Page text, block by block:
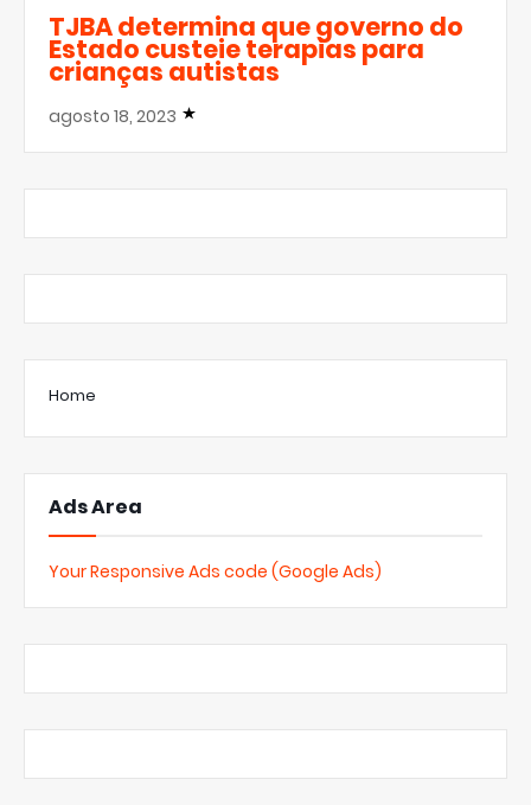
TJBA determina que governo do
Estado custeie terapias para
crianças autistas
agosto 18, 2023
Home
Ads Area
Your Responsive Ads code (Google Ads)